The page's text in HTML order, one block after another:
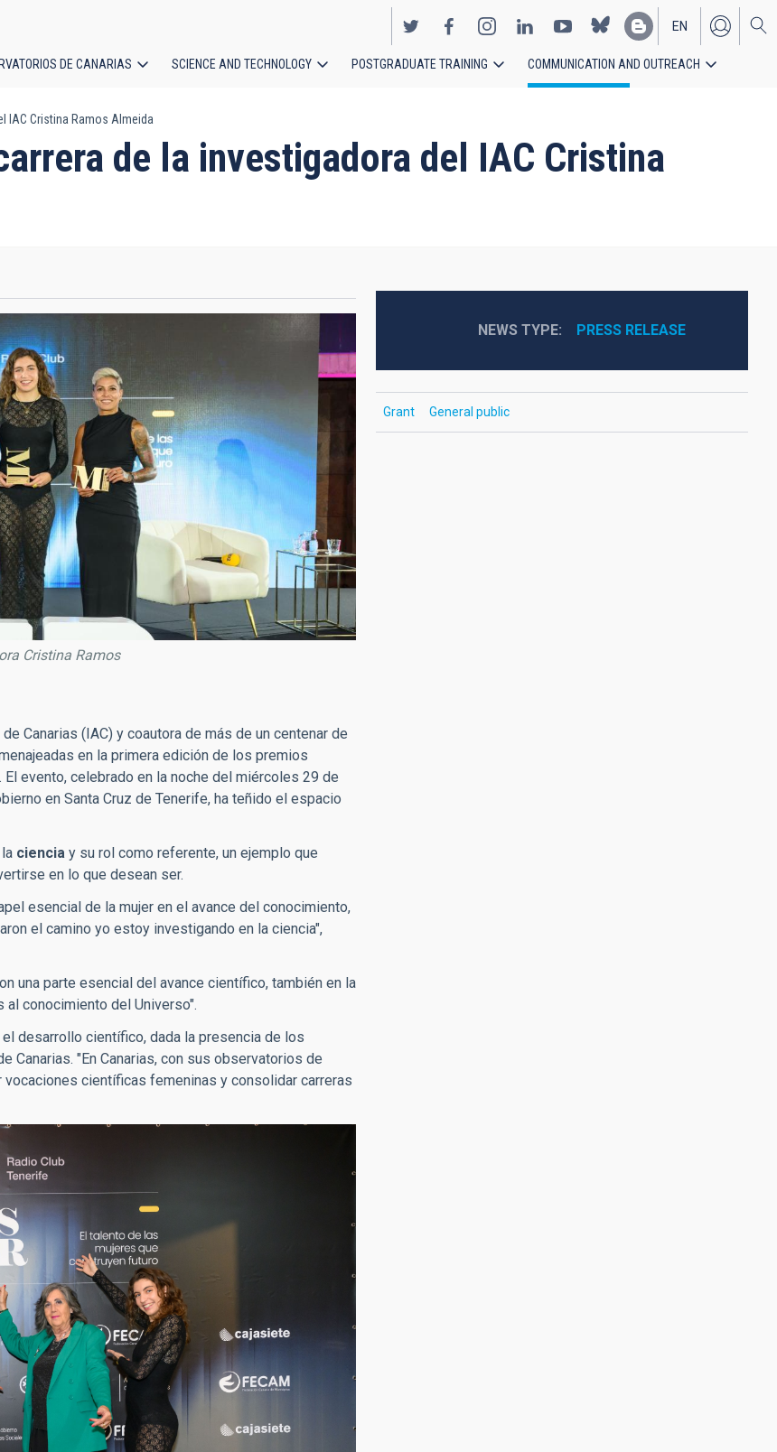
EN
ES
DE CANARIAS SCIENCE AND TECHNOLOGY POSTGRADUATE TRAINING COMMUNICATION AND OUTREACH
IAC Cristina Ramos Almeida
de la investigadora del IAC Cristina
Cristina Ramos
Canarias (IAC) y coautora de más de un centenar de
en la primera edición de los premios
. El evento, celebrado en la noche del miércoles 29 de
en Santa Cruz de Tenerife, ha teñido el espacio
ciencia y su rol como referente, un ejemplo que
en lo que desean ser.
esencial de la mujer en el avance del conocimiento,
el camino yo estoy investigando en la ciencia",
una parte esencial del avance científico, también en la
conocimiento del Universo".
desarrollo científico, dada la presencia de los
"En Canarias, con sus observatorios de
científicas femeninas y consolidar carreras
NEWS TYPE PRESS RELEASE
Grant General public